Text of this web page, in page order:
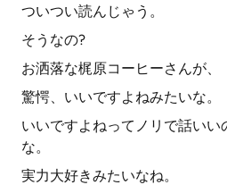
ついつい読んじゃう。
そうなの?
お洒落な梶原コーヒーさんが、
驚愕、いいですよねみたいな。
いいですよねってノリで話いい
な。
実力大好きみたいなね。